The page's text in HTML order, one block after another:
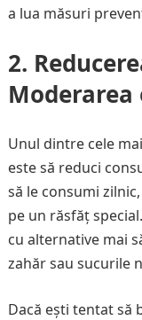
a lua măsuri
2.
Moderarea
Unul dintre cele
este să reduci
să le consumi
pe un răsfăț
cu alternative mai
zahăr sau sucurile
Dacă ești tentat să